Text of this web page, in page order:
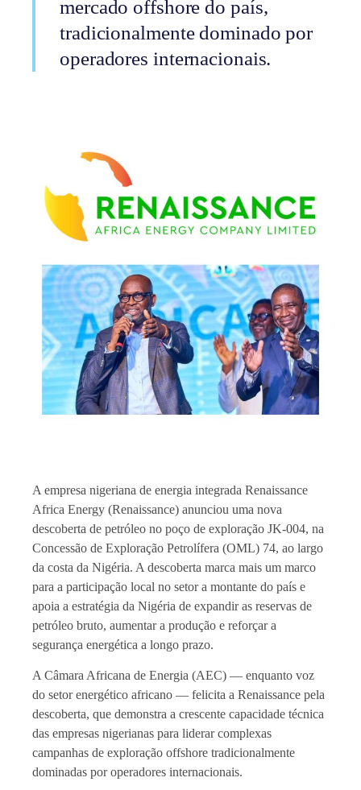
mercado offshore do país,
tradicionalmente dominado por
operadores internacionais.
A empresa nigeriana de energia integrada Renaissance
Africa Energy (Renaissance) anunciou uma nova
descoberta de petróleo no poço de exploração JK-004, na
Concessão de Exploração Petrolífera (OML) 74, ao largo
da costa da Nigéria. A descoberta marca mais um marco
para a participação local no setor a montante do país e
apoia a estratégia da Nigéria de expandir as reservas de
petróleo bruto, aumentar a produção e reforçar a
segurança energética a longo prazo.
A Câmara Africana de Energia (AEC) — enquanto voz
do setor energético africano — felicita a Renaissance pela
descoberta, que demonstra a crescente capacidade técnica
das empresas nigerianas para liderar complexas
campanhas de exploração offshore tradicionalmente
dominadas por operadores internacionais.